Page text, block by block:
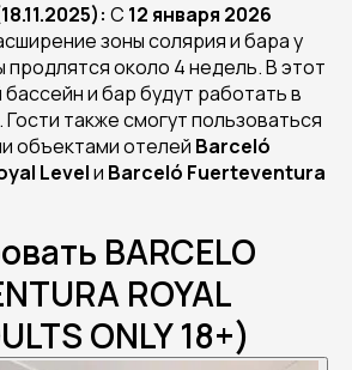
С 12 января 2026
зоны солярия и бара у
продлятся около 4 недель. В этот
и бар будут работать в
также смогут пользоваться
объектами отелей Barceló
Levelи Barceló Fuerteventura
BARCELO
ROYAL
ONLY 18+)